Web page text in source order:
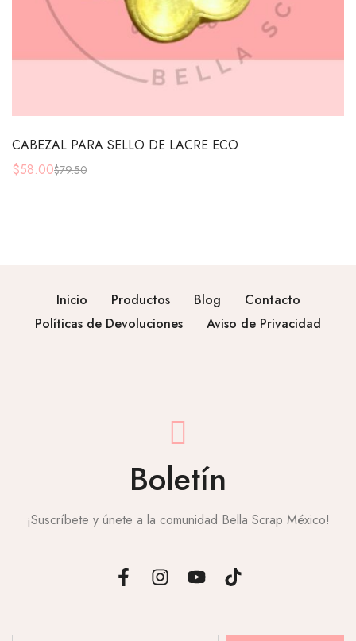
CABEZAL PARA SELLO DE LACRE ECO
$79.50
$58.00
Inicio Productos Blog
Contacto
Políticas de Devoluciones
Aviso de Privacidad
Boletín
¡Suscríbete y únete a la comunidad Bella Scrap México!